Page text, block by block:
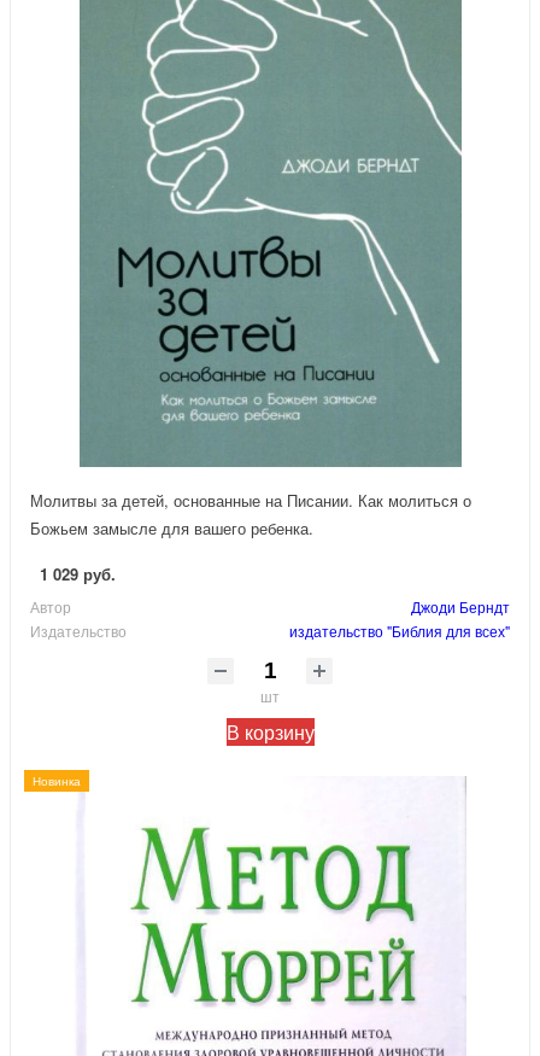
Молитвы за детей, основанные на Писании. Как молиться о
Божьем замысле для вашего ребенка.
1 029 руб.
Автор
Джоди Берндт
Издательство
издательство "Библия для всех"
шт
В корзину
Новинка